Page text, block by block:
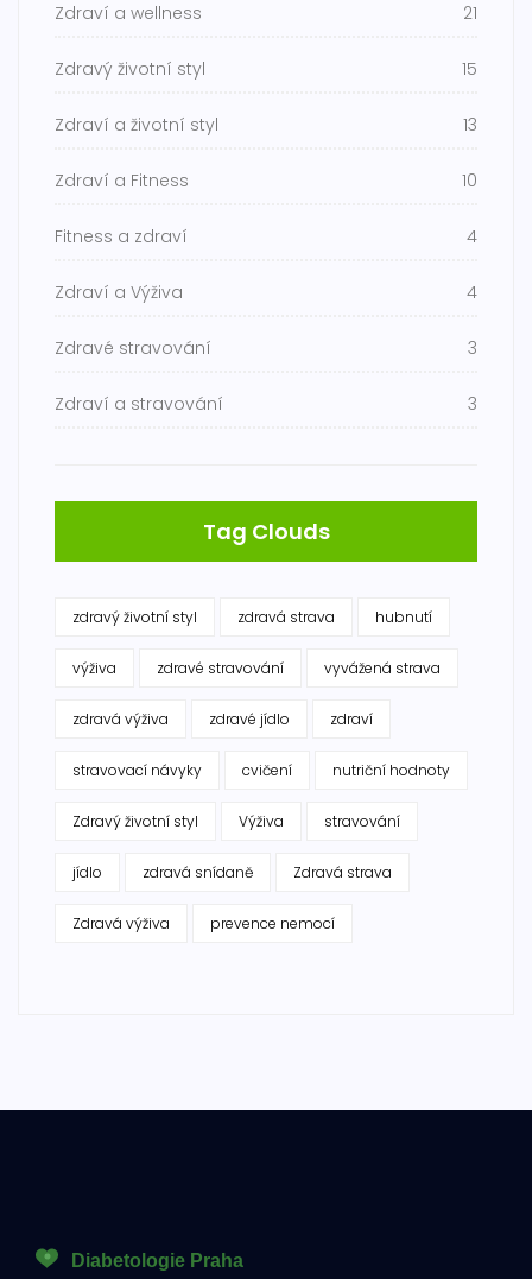
Zdraví a wellness 21
Zdravý životní styl 15
Zdraví a životní styl 13
Zdraví a Fitness 10
Fitness a zdraví 4
Zdraví a Výživa 4
Zdravé stravování 3
Zdraví a stravování 3
Tag Clouds
zdravý životní styl zdravá strava hubnutí
výživa zdravé stravování vyvážená strava
zdravá výživa zdravé jídlo zdraví
stravovací návyky cvičení nutriční hodnoty
Zdravý životní styl Výživa stravování
jídlo zdravá snídaně Zdravá strava
Zdravá výživa prevence nemocí